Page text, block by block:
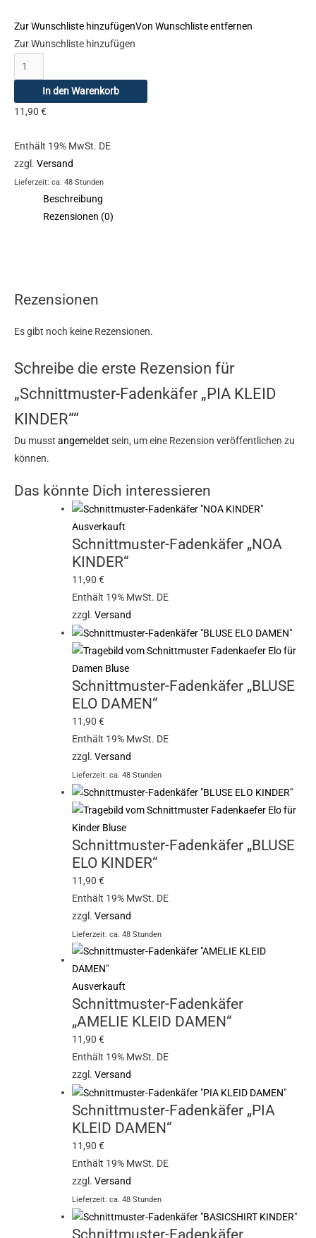
Zur Wunschliste hinzufügenVon Wunschliste entfernen
Zur Wunschliste hinzufügen
In den Warenkorb
11,90 €
Enthält 19% MwSt. DE
zzgl. Versand
Lieferzeit: ca. 48 Stunden
Beschreibung
Rezensionen (0)
Rezensionen
Es gibt noch keine Rezensionen.
Schreibe die erste Rezension für
„Schnittmuster-Fadenkäfer „PIA KLEID
KINDER““
Du musst angemeldet sein, um eine Rezension veröffentlichen zu
können.
Das könnte Dich interessieren
Ausverkauft
Schnittmuster-Fadenkäfer „NOA
KINDER“
11,90€
Enthält 19% MwSt. DE
zzgl.Versand
Schnittmuster-Fadenkäfer „BLUSE
ELO DAMEN“
11,90€
Enthält 19% MwSt. DE
zzgl.Versand
Lieferzeit: ca. 48 Stunden
Schnittmuster-Fadenkäfer „BLUSE
ELO KINDER“
11,90€
Enthält 19% MwSt. DE
zzgl.Versand
Lieferzeit: ca. 48 Stunden
Ausverkauft
Schnittmuster-Fadenkäfer
„AMELIE KLEID DAMEN“
11,90€
Enthält 19% MwSt. DE
zzgl.Versand
Schnittmuster-Fadenkäfer „PIA
KLEID DAMEN“
11,90€
Enthält 19% MwSt. DE
zzgl.Versand
Lieferzeit: ca. 48 Stunden
Schnittmuster-Fadenkäfer